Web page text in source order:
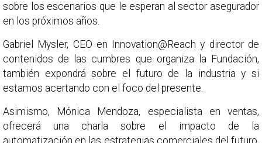
sobre los escenarios que le esperan al sector asegurador
en los próximos años.
Gabriel Mysler, CEO en Innovation@Reach y director de
contenidos de las cumbres que organiza la Fundación,
también expondrá sobre el futuro de la industria y si
estamos acertando con el foco del presente.
Asimismo, Mónica Mendoza, especialista en ventas,
ofrecerá una charla sobre el impacto de la